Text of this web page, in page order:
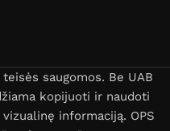
saugomos. Be UAB
kopijuoti ir naudoti
informaciją. OPS